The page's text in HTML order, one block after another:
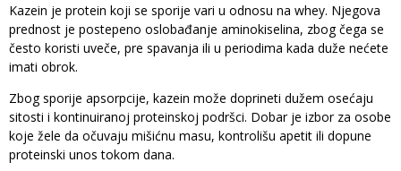
Kazein je protein koji se sporije vari u odnosu na whey. Njegova
prednost je postepeno oslobađanje aminokiselina, zbog čega se
često koristi uveče, pre spavanja ili u periodima kada duže nećete
imati obrok.
Zbog sporije apsorpcije, kazein može doprineti dužem osećaju
sitosti i kontinuiranoj proteinskoj podršci. Dobar je izbor za osobe
koje žele da očuvaju mišićnu masu, kontrolišu apetit ili dopune
proteinski unos tokom dana.